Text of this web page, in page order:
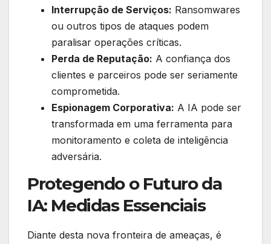
Interrupção de Serviços: Ransomwares
ou outros tipos de ataques podem
paralisar operações críticas.
Perda de Reputação: A confiança dos
clientes e parceiros pode ser seriamente
comprometida.
Espionagem Corporativa: A IA pode ser
transformada em uma ferramenta para
monitoramento e coleta de inteligência
adversária.
Protegendo o Futuro da
IA: Medidas Essenciais
Diante desta nova fronteira de ameaças, é